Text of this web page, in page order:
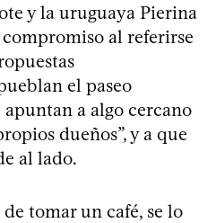
y la uruguaya Pierina
al referirse
el paseo
a algo cercano
dueños”, y a que
al lado.
tomar un café, se lo